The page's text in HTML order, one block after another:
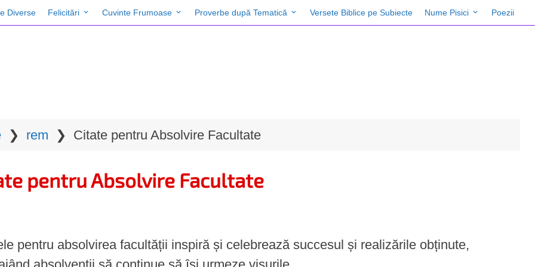
Diverse Felicitări Cuvinte Frumoase Proverbe după Tematică Versete Biblice pe Subiecte Nume Pisici Poezii
❯ rem ❯ Citate pentru Absolvire Facultate
pentru Absolvire Facultate
pentru absolvirea facultății inspiră și celebrează succesul și realizările obținute,